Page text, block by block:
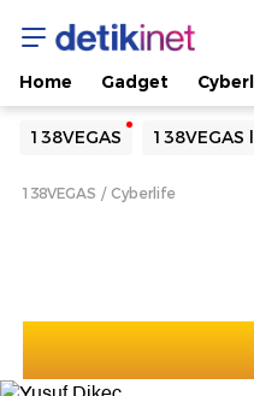
Home Gadget
138VEGAS 138VEGAS
Yang sedang ramai
Loading...
138VEGAS Cyberlife